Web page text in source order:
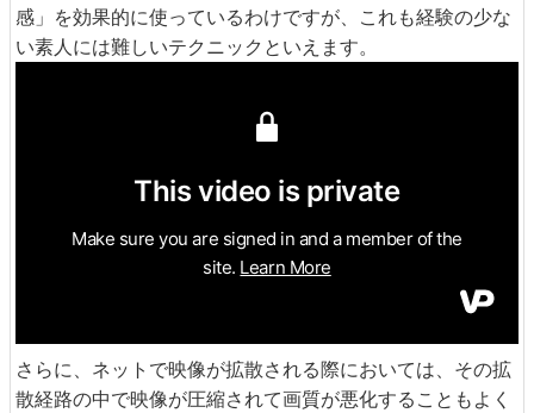
感」を効果的に使っているわけですが、これも経験の少な
い素人には難しいテクニックといえます。
さらに、ネットで映像が拡散される際においては、その拡
散経路の中で映像が圧縮されて画質が悪化することもよく